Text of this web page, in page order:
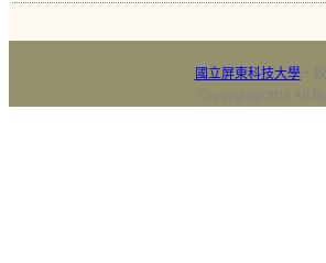
國立屏東科技大學‧校